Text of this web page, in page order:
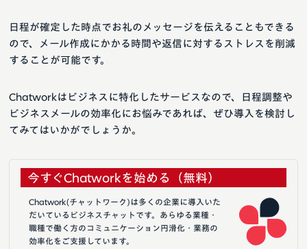
日程が確定した時点でお礼のメッセージを伝えることもできる
ので、メール作成にかかる時間や返信に対するストレスを削減
することが可能です。
Chatworkはビジネスに特化したサービスなので、日程調整や
ビジネスメールの効率化にお悩みであれば、ぜひ導入を検討し
てみてはいかがでしょうか。
今すぐChatworkを始める（無料）
Chatwork(チャットワーク)は多くの企業に導入いた
だいているビジネスチャットです。あらゆる業種・
職種で働く方のコミュニケーション円滑化・業務の
効率化をご支援しています。